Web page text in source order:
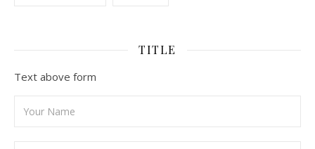
TITLE
Text above form